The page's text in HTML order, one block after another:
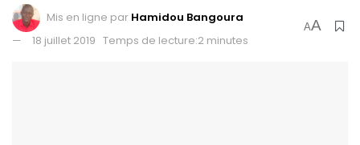
Mis en ligne par Hamidou Bangoura
18 juillet 2019 Temps de lecture:2 minutes
AA